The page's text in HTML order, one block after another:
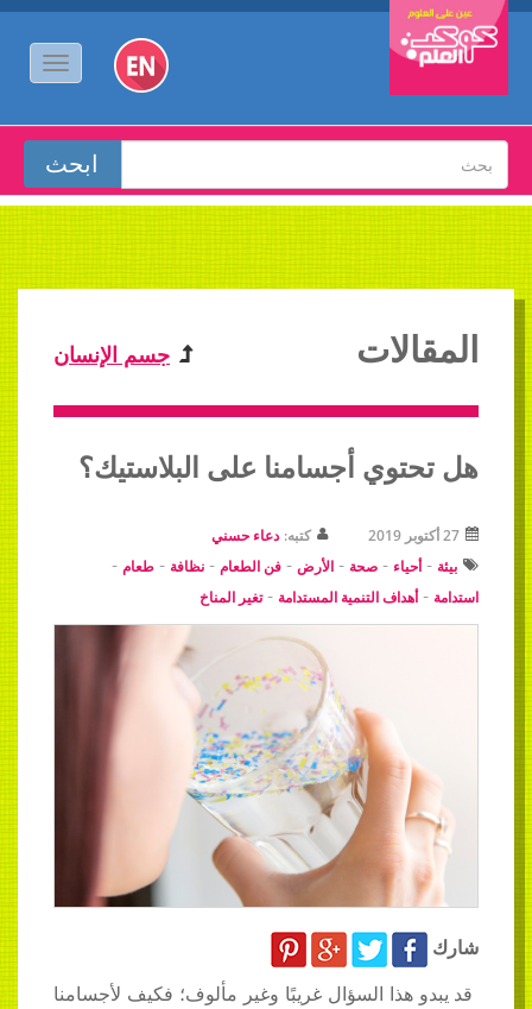
جسم الإنسان المقالات
هل تحتوي أجسامنا على البلاستيك؟
27 أكتوبر 2019 كتبه: دعاء حسني
بيئة -أحياء - صحة - الأرض - فن الطعام - نظافة - طعام -
استدامة -أهداف التنمية المستدامة -تغير المناخ
شارك
قد يبدو هذا السؤال غريبًا وغير مألوف؛ فكيف لأجسامنا